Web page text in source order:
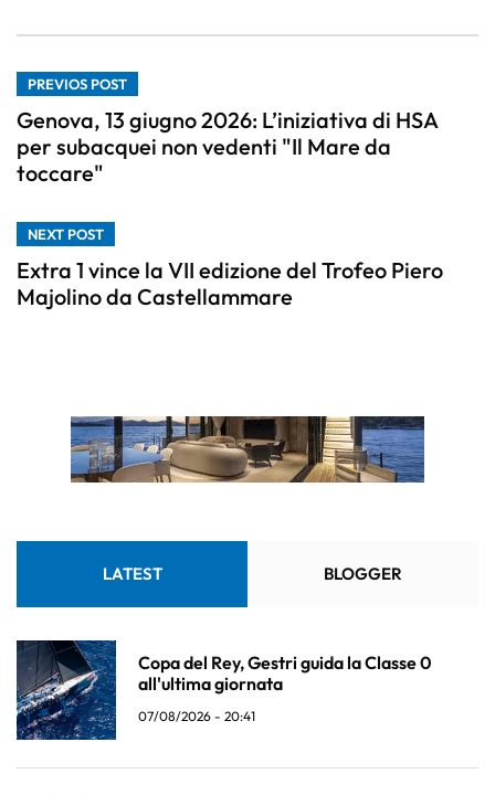
PREVIOS POST
Genova, 13 giugno 2026: L’iniziativa di HSA
per subacquei non vedenti "Il Mare da
toccare"
NEXT POST
Extra 1 vince la VII edizione del Trofeo Piero
Majolino da Castellammare
LATEST BLOGGER
Copa del Rey, Gestri guida la Classe 0
all'ultima giornata
07/08/2026 - 20:41